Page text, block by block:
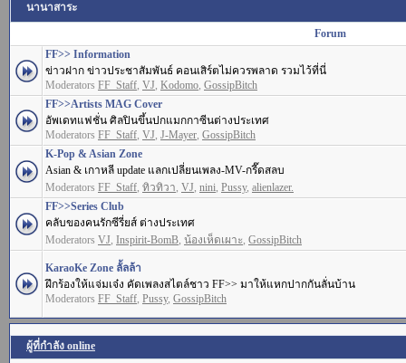
นานาสาระ
Forum
FF>> Information
ข่าวฝาก ข่าวประชาสัมพันธ์ คอนเสิร์ตไม่ควรพลาด รวมไว้ที่นี่
Moderators FF_Staff, VJ, Kodomo, GossipBitch
FF>>Artists MAG Cover
อัพเดทแฟชั่น ศิลปินขึ้นปกแมกกาซีนต่างประเทศ
Moderators FF_Staff, VJ, J-Mayer, GossipBitch
K-Pop & Asian Zone
Asian & เกาหลี update แลกเปลี่ยนเพลง-MV-กรี๊ดสลบ
Moderators FF_Staff, ทิวทิวา, VJ, nini, Pussy, alienlazer.
FF>>Series Club
คลับของคนรักซีรี่ยส์ ต่างประเทศ
Moderators VJ, Inspirit-BomB, น้องเห็ดเผาะ, GossipBitch
KaraoKe Zone ลั้ลล้า
ฝึกร้องให้แจ่มเจ๋ง คัดเพลงสไตล์ชาว FF>> มาให้แหกปากกันลั่นบ้าน
Moderators FF_Staff, Pussy, GossipBitch
ผู้ที่กำลัง online